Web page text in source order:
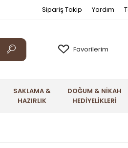
Sipariş Takip Yardım
Favorilerim
SAKLAMA &
HAZIRLIK
DOĞUM & NİKAH
HEDİYELİKLERİ